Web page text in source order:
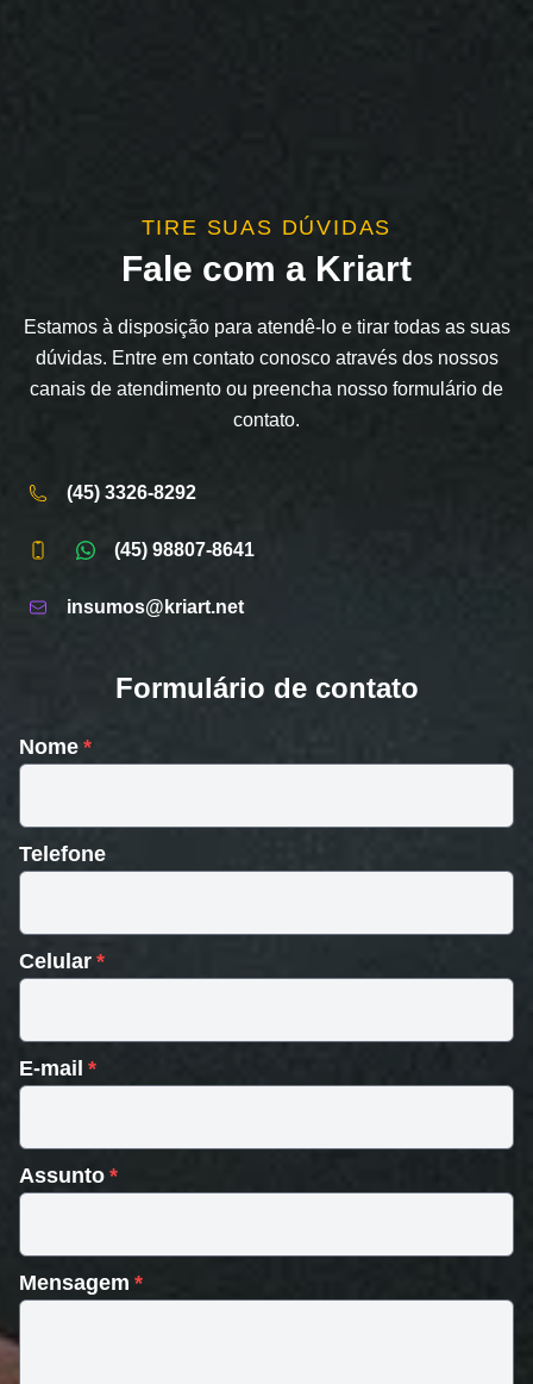
TIRE SUAS DÚVIDAS
Fale com a Kriart
Estamos à disposição para atendê-lo e tirar todas as suas
dúvidas. Entre em contato conosco através dos nossos
canais de atendimento ou preencha nosso formulário de
contato.
(45) 3326-8292
(45) 98807-8641
insumos@kriart.net
Formulário de contato
Nome
Telefone
Celular
E-mail
Assunto
Mensagem